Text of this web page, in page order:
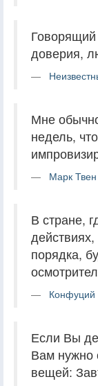
Говорящий
доверия,
Мне
недель,
Марк
В стране,
порядка,
Конфуций
Если Вы
Вам нужно
вещей: